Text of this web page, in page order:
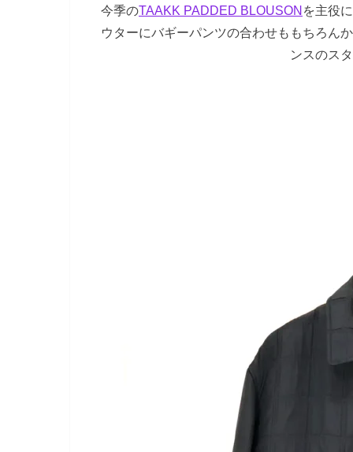
今季のTAAKK PADDED BLOUSON を主役
ウターにバギーパンツの合わせももちろん
ンスのス